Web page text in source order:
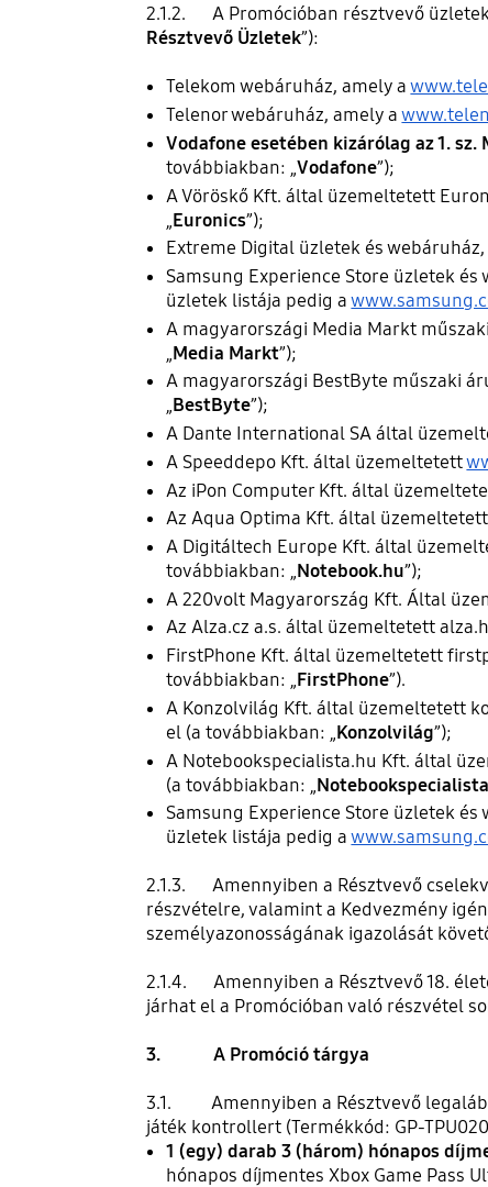
2.1.2. A Promócióban résztvevő
Résztvevő Üzletek”):
Telekom webáruház, amely a
Telenor webáruház, amely a
Vodafone esetében kizárólag az 1.
továbbiakban: „Vodafone”);
A Vöröskő Kft. által üzemeltetett
„Euronics”);
Extreme Digital üzletek és
Samsung Experience Store üzletek
üzletek listája pedig a
A magyarországi Media Markt
„Media Markt”);
A magyarországi BestByte műszaki
„BestByte”);
A Dante International SA által
A Speeddepo Kft. által üzemeltetett
Az iPon Computer Kft. által
Az Aqua Optima Kft. által
A Digitáltech Europe Kft. által
továbbiakban: „Notebook.hu”);
A 220volt Magyarország Kft. Által
Az Alza.cz a.s. által üzemeltetett
FirstPhone Kft. által üzemeltetett
továbbiakban: „FirstPhone”).
A Konzolvilág Kft. által üzemeltetett
el (a továbbiakban: „Konzolvilág”);
A Notebookspecialista.hu Kft. által
(a továbbiakban: „
Samsung Experience Store üzletek
üzletek listája pedig a
2.1.3. Amennyiben a Résztvevő
részvételre, valamint a Kedvezmény
személyazonosságának igazolását
2.1.4. Amennyiben a Résztvevő 18.
járhat el a Promócióban való részvétel
3. A Promóció tárgya
3.1. Amennyiben a Résztvevő legalább
játék kontrollert (Termékkód: GP-
1 (egy) darab 3 (három) hónapos
hónapos díjmentes Xbox Game Pass